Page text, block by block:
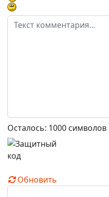
Осталось: 1000 символов
Обновить